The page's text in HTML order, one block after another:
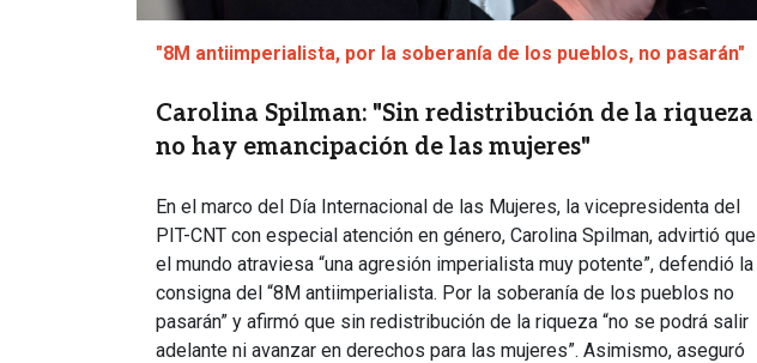
"8M antiimperialista, por la soberanía de los pueblos, no pasarán"
Carolina Spilman: "Sin redistribución de la riqueza
no hay emancipación de las mujeres"
En el marco del Día Internacional de las Mujeres, la vicepresidenta del
PIT-CNT con especial atención en género, Carolina Spilman, advirtió que
el mundo atraviesa “una agresión imperialista muy potente”, defendió la
consigna del “8M antiimperialista. Por la soberanía de los pueblos no
pasarán” y afirmó que sin redistribución de la riqueza “no se podrá salir
adelante ni avanzar en derechos para las mujeres”. Asimismo, aseguró